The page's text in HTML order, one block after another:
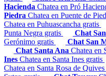
Hacienda Chatea en Pró
Piedra Chatea en Puente de
Chatea en Puhuascancha gratis
Punta Negra gratis
Chat
Gerónimo gratis
Chat San
Chat Santa Ana Chatea en
Ines Chatea en Santa Ines gratis
Chatea en Santa Rosa de